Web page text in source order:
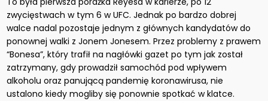
zwycięstwach w tym 6 w UFC. Jednak po bardzo dobrej
walce nadal pozostaje jednym z głównych kandydatów do
ponownej walki z Jonem Jonesem. Przez problemy z prawem
“Bonesa”, który trafił na nagłówki gazet po tym jak został
zatrzymany, gdy prowadził samochód pod wpływem
alkoholu oraz panującą pandemię koronawirusa, nie
ustalono kiedy mogliby się ponownie spotkać w klatce.